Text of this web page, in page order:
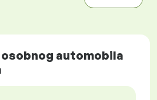
automobila